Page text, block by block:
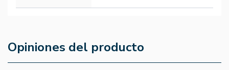
Opiniones del producto